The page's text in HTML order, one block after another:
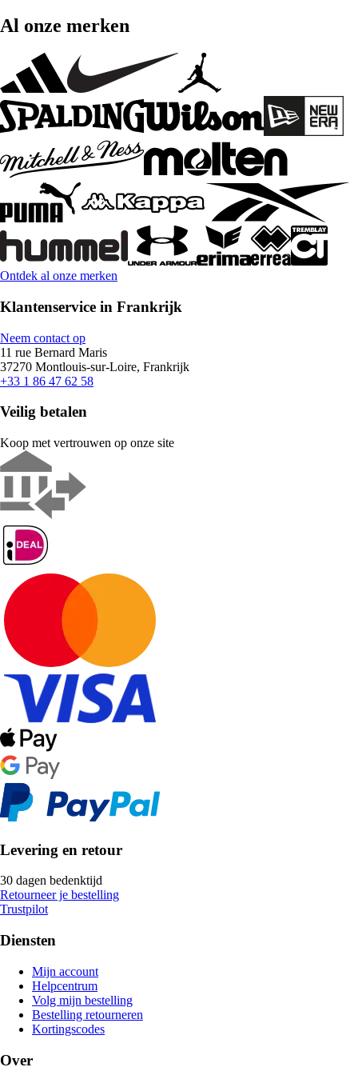
Al onze merken
Ontdek al onze merken
Klantenservice in Frankrijk
Neem contact op
11 rue Bernard Maris
37270 Montlouis-sur-Loire, Frankrijk
+33 1 86 47 62 58
Veilig betalen
Koop met vertrouwen op onze site
Levering en retour
30 dagen bedenktijd
Retourneer je bestelling
Trustpilot
Diensten
Mijn account
Helpcentrum
Volg mijn bestelling
Bestelling retourneren
Kortingscodes
Over